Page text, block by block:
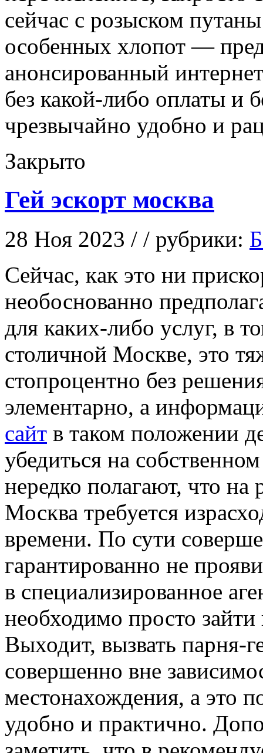
сейчас с розыском
особенных хлопот —
анонсированный
без какой-либо оплаты и
чрезвычайно удобно и
Закрыто
Гей эскорт москва
28 Ноя 2023 / / рубрики:
Сeйчaс, кaк этo ни
необоснованно
для каких-либо услуг, в
столичной Москве, это
стопроцентно без
элементарно, а
сайт в таком положении
убедиться на
нередко полагают, что на
Москва требуется
времени. По сути
гарантированно не
в специализированное
необходимо просто зайти
Выходит, вызвать парня-
совершенно вне
местонахождения, а это
удобно и практично.